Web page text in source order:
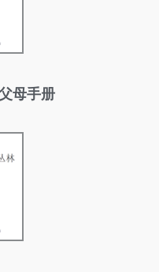
母手册